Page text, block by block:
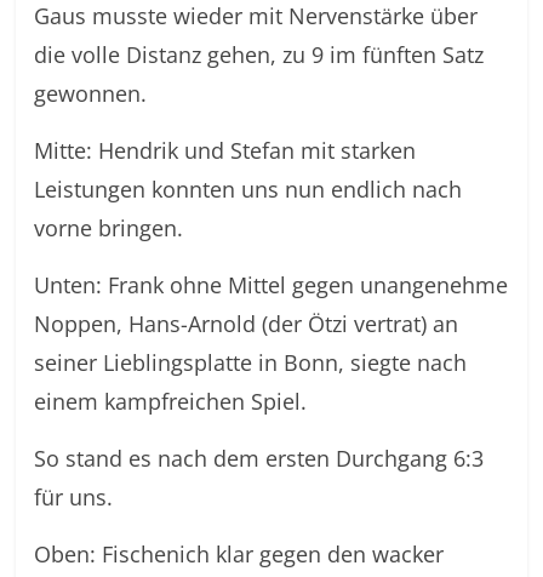
Gaus musste wieder mit Nervenstärke über
die volle Distanz gehen, zu 9 im fünften Satz
gewonnen.
Mitte: Hendrik und Stefan mit starken
Leistungen konnten uns nun endlich nach
vorne bringen.
Unten: Frank ohne Mittel gegen unangenehme
Noppen, Hans-Arnold (der Ötzi vertrat) an
seiner Lieblingsplatte in Bonn, siegte nach
einem kampfreichen Spiel.
So stand es nach dem ersten Durchgang 6:3
für uns.
Oben: Fischenich klar gegen den wacker